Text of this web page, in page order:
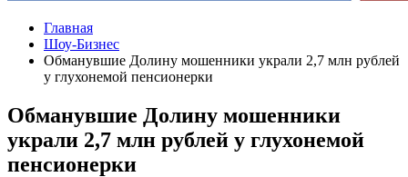
Главная
Шоу-Бизнес
Обманувшие Долину мошенники украли 2,7 млн рублей
у глухонемой пенсионерки
Обманувшие Долину мошенники
украли 2,7 млн рублей у глухонемой
пенсионерки